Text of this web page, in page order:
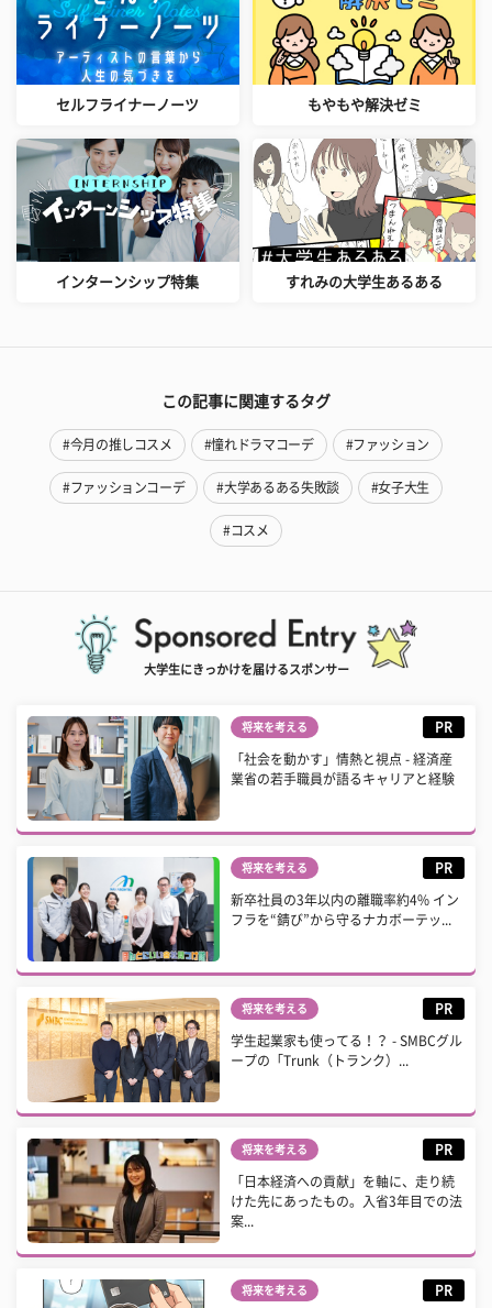
セルフライナーノーツ もやもや解決ゼミ
インターンシップ特集 すれみの大学生あるある
この記事に関連するタグ
#今月の推しコスメ #憧れドラマコーデ #ファッション
#ファッションコーデ #大学あるある失敗談 #女子大生
#コスメ
大学生にきっかけを届けるスポンサー
将来を考える PR
「社会を動かす」情熱と視点 - 経済産
業省の若手職員が語るキャリアと経験
将来を考える PR
新卒社員の3年以内の離職率約4% イン
フラを“錆び”から守るナカボーテッ...
将来を考える PR
学生起業家も使ってる！？ - SMBCグル
ープの「Trunk（トランク）...
将来を考える PR
「日本経済への貢献」を軸に、走り続
けた先にあったもの。入省3年目での法
案...
将来を考える PR